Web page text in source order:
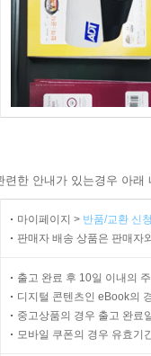
한 안내가 있는경우 아
마이페이지 > 반품/교환 신
판매자 배송 상품은 판매자
출고 완료 후 10일 이내의
디지털 콘텐츠인 eBook의
중고상품의 경우 출고 완료
모바일 쿠폰의 경우 유효기